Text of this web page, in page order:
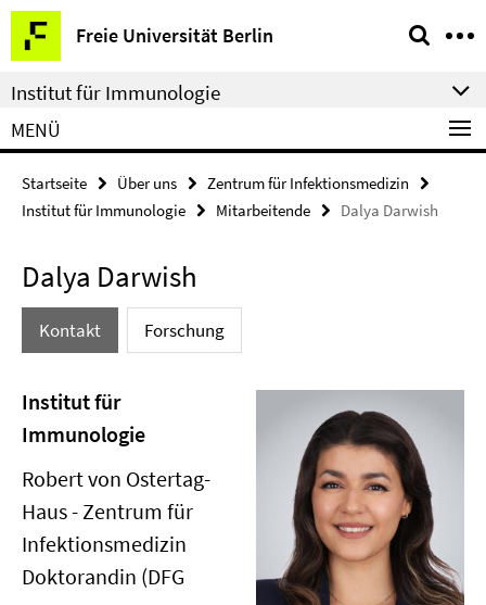
Springe
direkt
zu
Inhalt
Freie Universität Berlin
Service-
Navigation
Institut für Immunologie
MENÜ
Startseite Über uns
Zentrum für Infektionsmedizin
Institut für Immunologie
Mitarbeitende Dalya Darwish
Dalya Darwish
Kontakt Forschung
Institut für
Immunologie
Robert von Ostertag-
Haus - Zentrum für
Infektionsmedizin
Doktorandin (DFG